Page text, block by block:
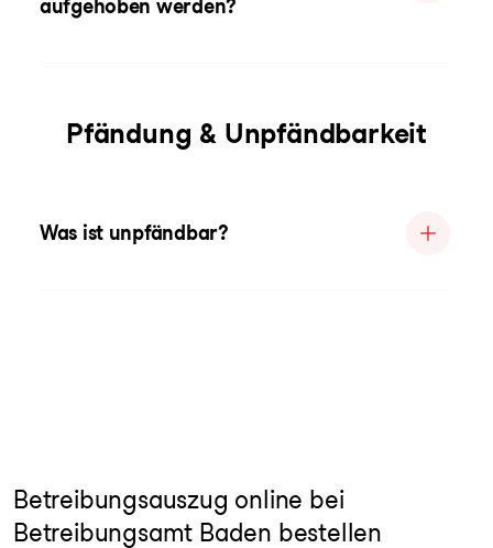
aufgehoben werden?
Pfändung & Unpfändbarkeit
Was ist unpfändbar?
Betreibungsauszug online bei
Betreibungsamt Baden bestellen